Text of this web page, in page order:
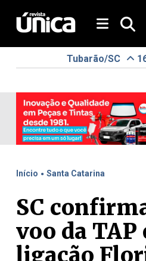
Tubarão/SC
Início . Santa Catarina
SC
voo da
ligação